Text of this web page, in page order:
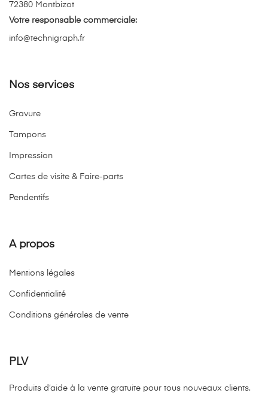
72380 Montbizot
Votre responsable commerciale:
info@technigraph.fr
Nos services
Gravure
Tampons
Impression
Cartes de visite & Faire-parts
Pendentifs
A propos
Mentions légales
Confidentialité
Conditions générales de vente
PLV
Produits d’aide à la vente gratuite pour tous nouveaux clients.